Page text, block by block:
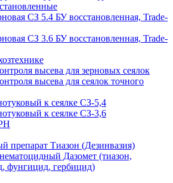
СЗ 5.4 БУ восстановленная, Trade-
СЗ 3.6 БУ восстановленная, Trade-
высева для зерновых сеялок
высева для сеялок точного
к сеялке СЗ-5,4
к сеялке СЗ-3,6
препарат Тиазон (Дезинвазия)
Дазомет (тиазон,
фунгицид, гербицид)